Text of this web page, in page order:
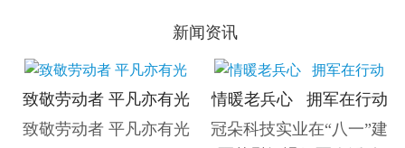
新闻资讯
致敬劳动者 平凡亦有光
致敬劳动者 平凡亦有光
情暖老兵心 拥军在行动
冠朵科技实业在“八一”建